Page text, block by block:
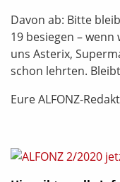
Davon ab: Bitte
19 besiegen –
uns Asterix,
schon lehrten.
Eure ALFONZ-